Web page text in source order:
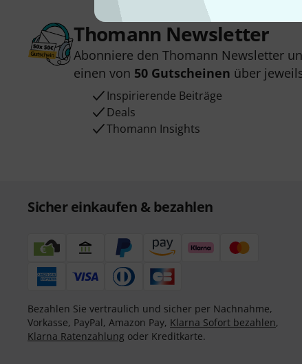
Thomann Newsletter
Abonniere den Thomann Newsletter
einen von 50 Gutscheinen über
Inspirierende Beiträge
Deals
Thomann Insights
Sicher einkaufen & bezahlen
Bezahlen Sie vertraulich und sicher per Nachnahme,
Vorkasse, PayPal, Amazon Pay, Klarna Sofort bezahlen,
Klarna Ratenzahlung oder Kreditkarte.